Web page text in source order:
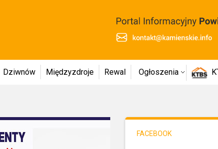
Dziwnów Międzyzdroje Rewal Ogłoszenia
FACEBOOK